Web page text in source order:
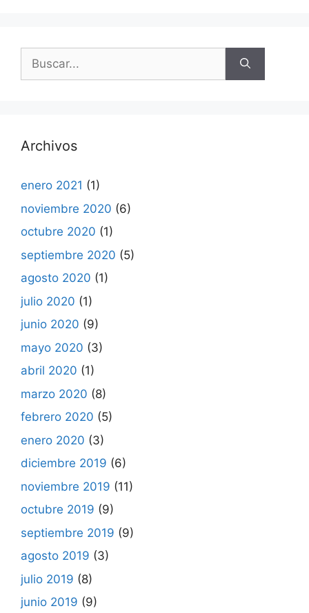
Buscar:
Archivos
enero 2021 (1)
noviembre 2020 (6)
octubre 2020 (1)
septiembre 2020 (5)
agosto 2020 (1)
julio 2020 (1)
junio 2020 (9)
mayo 2020 (3)
abril 2020 (1)
marzo 2020 (8)
febrero 2020 (5)
enero 2020 (3)
diciembre 2019 (6)
noviembre 2019 (11)
octubre 2019 (9)
septiembre 2019 (9)
agosto 2019 (3)
julio 2019 (8)
junio 2019 (9)